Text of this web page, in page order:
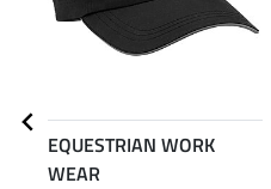
EQUESTRIAN WORK
WEAR